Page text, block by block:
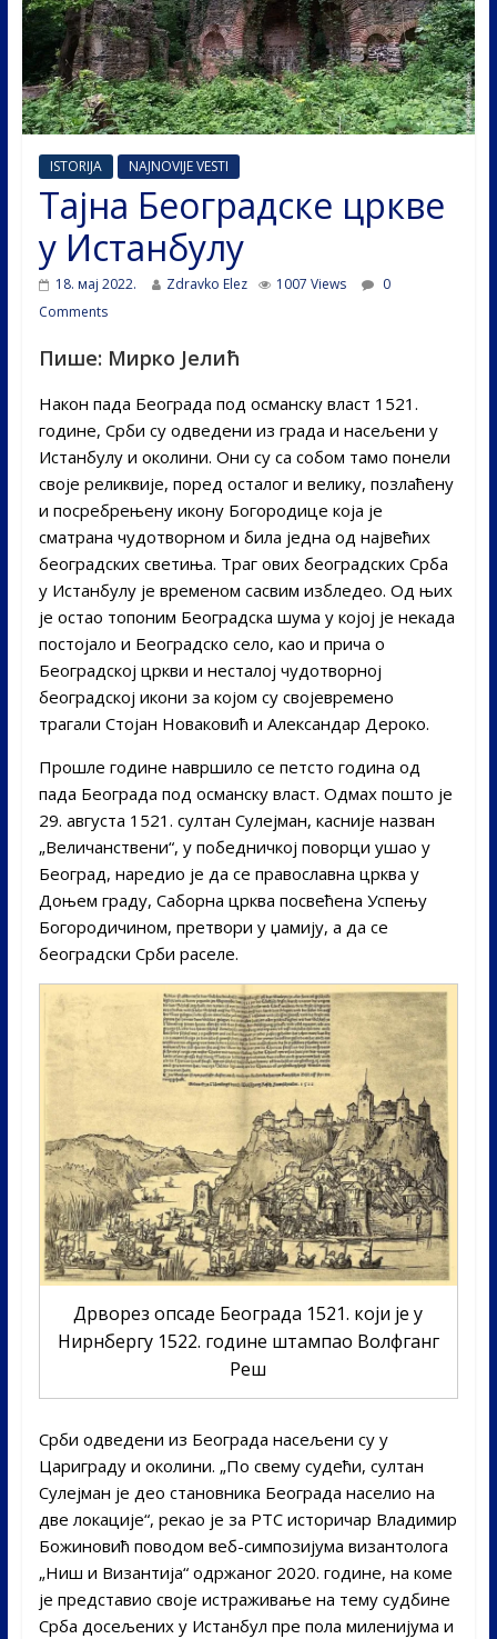
ISTORIJA NAJNOVIJE VESTI
Тајна Београдске цркве
у Истанбулу
18. мај 2022. Zdravko Elez 1007 Views
0
Comments
Пише: Мирко Јелић
Након пада Београда под османску власт 1521.
године, Срби су одведени из града и насељени у
Истанбулу и околини. Они су са собом тамо понели
своје реликвије, поред осталог и велику, позлаћену
и посребрењену икону Богородице која је
сматрана чудотворном и била једна од највећих
београдских светиња. Траг ових београдских Срба
у Истанбулу је временом сасвим избледео. Од њих
је остао топоним Београдска шума у којој је некада
постојало и Београдско село, као и прича о
Београдској цркви и несталој чудотворној
београдској икони за којом су својевремено
трагали Стојан Новаковић и Александар Дероко.
Прошле године навршило се петсто година од
пада Београда под османску власт. Одмах пошто је
29. августа 1521. султан Сулејман, касније назван
„Величанствени“, у победничкој поворци ушао у
Београд, наредио је да се православна црква у
Доњем граду, Саборна црква посвећена Успењу
Богородичином, претвори у џамију, а да се
београдски Срби раселе.
Дрворез опсаде Београда 1521. који је у
Нирнбергу 1522. године штампао Волфганг
Реш
Срби одведени из Београда насељени су у
Цариграду и околини. „По свему судећи, султан
Сулејман је део становника Београда населио на
две локације“, рекао је за РТС историчар Владимир
Божиновић поводом веб-симпозијума византолога
„Ниш и Византија“ одржаног 2020. године, на коме
је представио своје истраживање на тему судбине
Срба досељених у Истанбул пре пола миленијума и